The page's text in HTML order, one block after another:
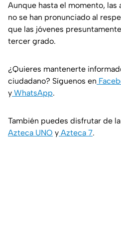
Aunque hasta el momento,
no se han pronunciado al
que las jóvenes
tercer grado.
¿Quieres mantenerte
ciudadano? Síguenos en
y WhatsApp.
También puedes disfrutar de
Azteca UNO y Azteca 7.